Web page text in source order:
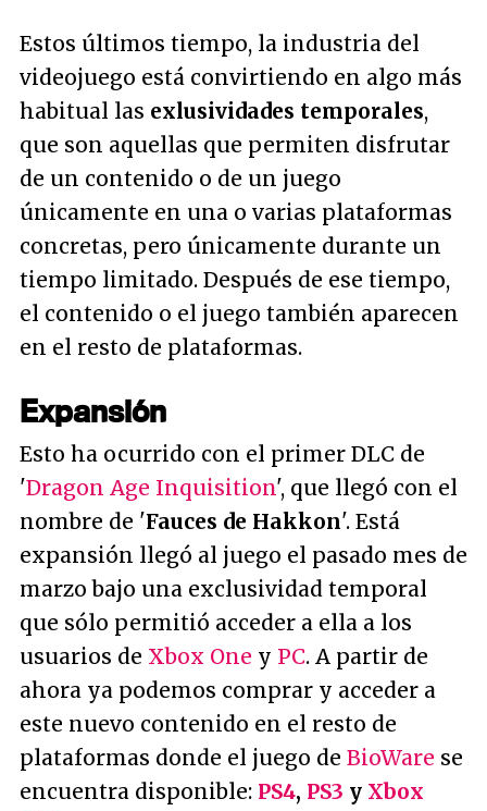
Estos últimos tiempo, la industria del
videojuego está convirtiendo en algo más
habitual las exlusividades temporales,
que son aquellas que permiten disfrutar
de un contenido o de un juego
únicamente en una o varias plataformas
concretas, pero únicamente durante un
tiempo limitado. Después de ese tiempo,
el contenido o el juego también aparecen
en el resto de plataformas.
Expansión
Esto ha ocurrido con el primer DLC de
'Dragon Age Inquisition', que llegó con el
nombre de 'Fauces de Hakkon'. Está
expansión llegó al juego el pasado mes de
marzo bajo una exclusividad temporal
que sólo permitió acceder a ella a los
usuarios de Xbox One y PC. A partir de
ahora ya podemos comprar y acceder a
este nuevo contenido en el resto de
plataformas donde el juego de BioWare se
encuentra disponible: PS4, PS3 y Xbox